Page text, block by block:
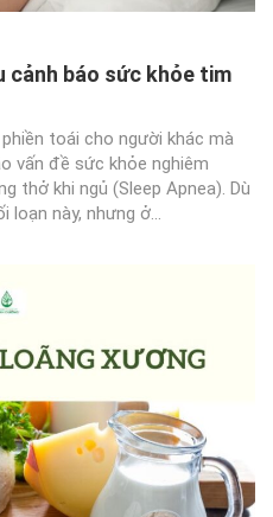
cảnh báo sức khỏe tim
toái cho người khác mà
vấn đề sức khỏe nghiêm
thở khi ngủ (Sleep Apnea). Dù
loạn này, nhưng ở...